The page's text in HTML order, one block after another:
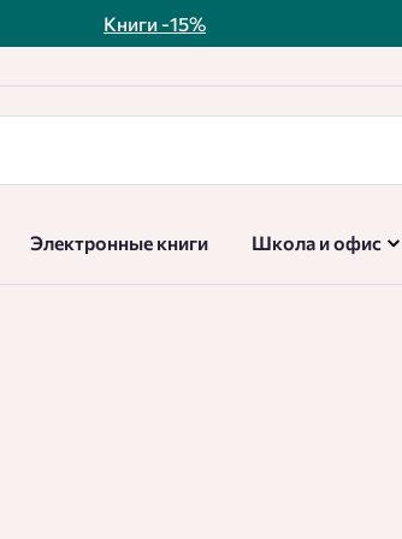
Книги -15%
Электронные книги Школа и офис